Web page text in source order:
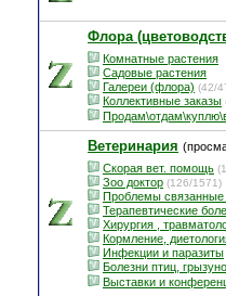
Флора
Комнатные растения
Садовые растения
Галереи (флора) (42/
Коллективные заказы
Ветеринария
Скорая вет. помощь
Зоо доктор (126/1571)
Проблемы связанные
Терапевтические
Хирургия ,
Кормление,
Инфекции и паразиты
Болезни птиц,
Выставки и